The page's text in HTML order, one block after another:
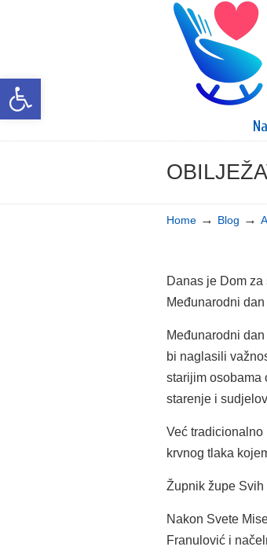
Open toolbar
Navigation
Home → Blog →
Danas je Dom
Međunarodni
Međunarodni
bi naglasili
starijim osobama
starenje i
Već tradicionalno
krvnog tlaka
Župnik župe
Nakon Svete
Franulović i